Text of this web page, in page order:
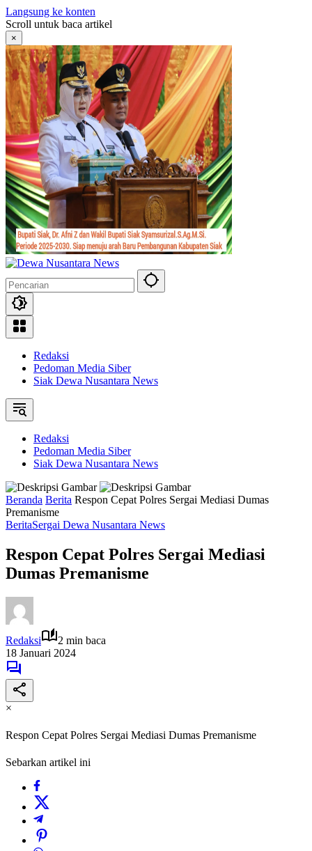
Langsung ke konten
Scroll untuk baca artikel
×
Redaksi
Pedoman Media Siber
Siak Dewa Nusantara News
Redaksi
Pedoman Media Siber
Siak Dewa Nusantara News
Beranda Berita Respon Cepat Polres Sergai Mediasi Dumas
Premanisme
BeritaSergai Dewa Nusantara News
Respon Cepat Polres Sergai Mediasi
Dumas Premanisme
Redaksi
2 min baca
18 Januari 2024
×
Respon Cepat Polres Sergai Mediasi Dumas Premanisme
Sebarkan artikel ini